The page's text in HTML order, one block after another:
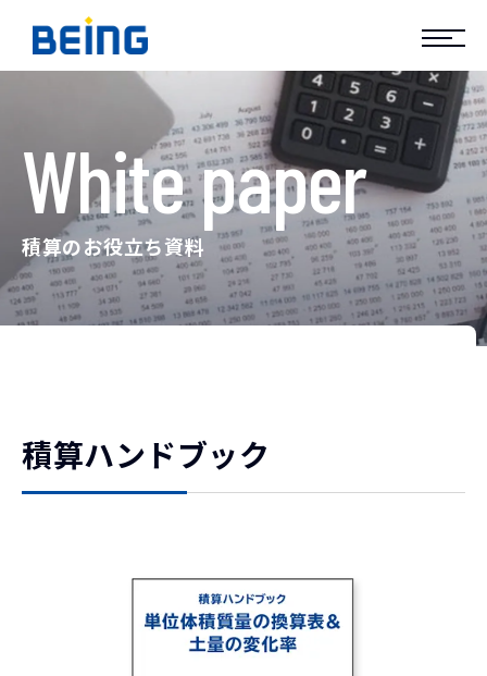
White paper
積算のお役立ち資料
積算ハンドブック